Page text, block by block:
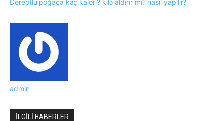
Dereotlu poğaça kaç kalori? kilo aldırır mı? nasıl yapılır?
admin
İLGİLİ HABERLER